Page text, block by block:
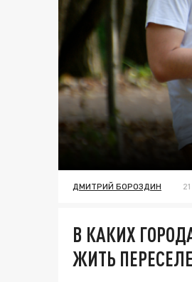
ДМИТРИЙ БОРОЗДИН
В КАКИХ
ЖИТЬ